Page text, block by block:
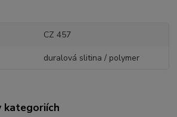
CZ 457
duralová slitina / polymer
kategoriích